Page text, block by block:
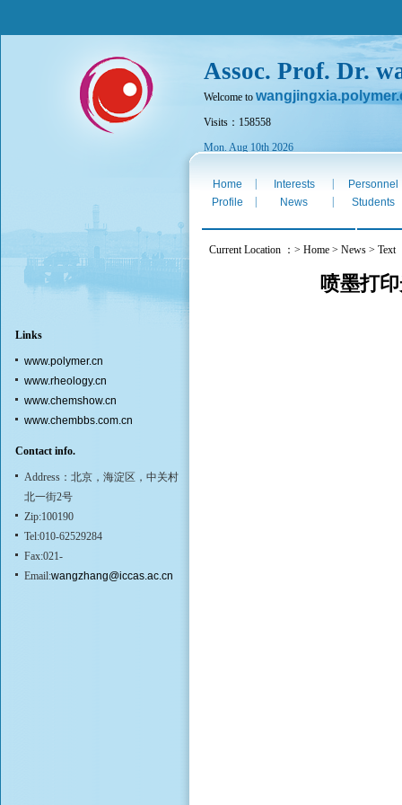
Assoc. Prof. Dr.
Welcome to
Visits：158558
Mon. Aug 10th 2026
Links
www.polymer.cn
www.rheology.cn
www.chemshow.cn
www.chembbs.com.cn
Contact info.
Address：北京，海淀区，中关村
北一街2号
Zip:100190
Tel:010-62529284
Fax:021-
Email:wangzhang@iccas.ac.cn
Home Interests
Personnel
Profile
News Students
Current Location ：> Home > News > Text
喷墨打